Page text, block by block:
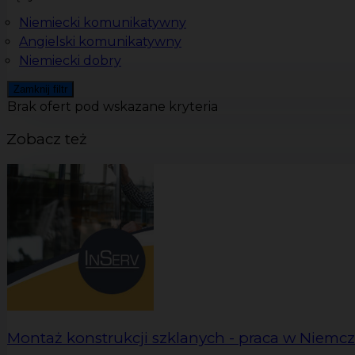
Niemiecki komunikatywny
Angielski komunikatywny
Niemiecki dobry
Zamknij filtr
Brak ofert pod wskazane kryteria
Zobacz też
Montaż konstrukcji szklanych - praca w